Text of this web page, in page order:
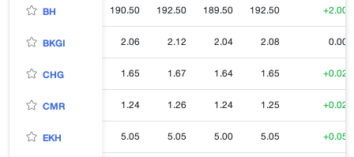
BH 190.50 192.50 189.50 192.50 +2.00
BKGI 2.06 2.12 2.04 2.08 0.00
CHG 1.65 1.67 1.64 1.65 +0.02
CMR 1.24 1.26 1.24 1.25 +0.02
EKH 5.05 5.05 5.00 5.05 +0.05